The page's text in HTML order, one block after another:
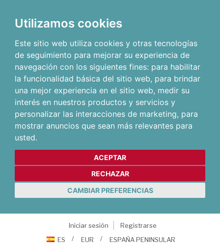
Utilizamos cookies
Este sitio web utiliza cookies y otras tecnologías
de seguimiento para mejorar su experiencia de
navegación con los siguientes fines: para habilitar
la funcionalidad básica del sitio web, para brindar
una mejor experiencia en el sitio web, medir su
interés en nuestros productos y servicios y
personalizar las interacciones de marketing, para
mostrar anuncios que sean más relevantes para
usted.
ACEPTAR
RECHAZAR
CAMBIAR PREFERENCIAS
Iniciar sesión
Registrarse
ES
EUR ESPAÑA PENINSULAR